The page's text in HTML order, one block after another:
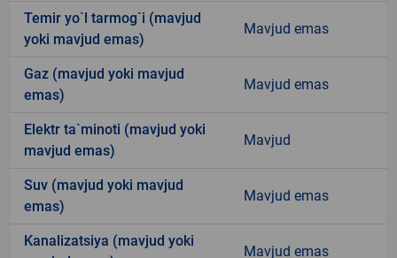
Temir yo`l tarmog`i (mavjud
yoki mavjud emas)
Mavjud emas
Gaz (mavjud yoki mavjud
emas)
Mavjud emas
Elektr ta`minoti (mavjud yoki
mavjud emas)
Mavjud
Suv (mavjud yoki mavjud
emas)
Mavjud emas
Kanalizatsiya (mavjud yoki
Mavjud emas